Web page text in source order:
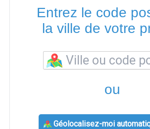
Entrez le code
la ville de votre
ou
Géolocalisez-moi